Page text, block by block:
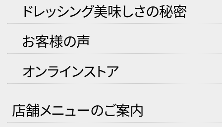
ドレッシング美味しさの秘密
お客様の声
オンラインストア
店舗メニューのご案内